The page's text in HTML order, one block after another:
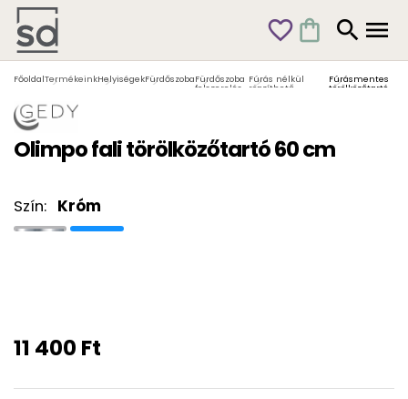
favorite_outline shopping_bag search menu
FőoldalTermékeinkHelyiségekFürdőszobaFürdőszoba
felszerelés
Fúrás nélkül
rögzíthető
Fúrásmentes
törölközőtartó
Olimpo fali törölközőtartó 60 cm
11 400 Ft
Szín: Króm